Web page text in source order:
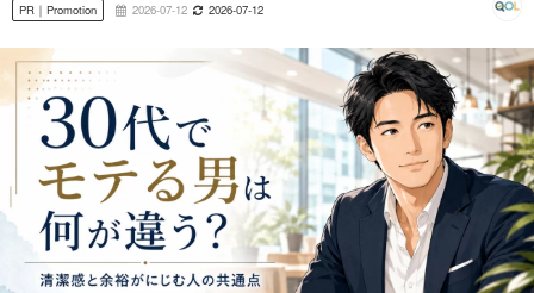
PR｜Promotion 2026-07-12 2026-07-12